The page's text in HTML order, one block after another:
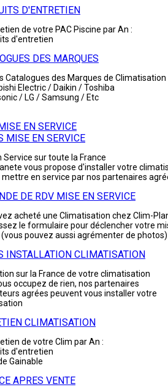
D'ENTRETIEN
de votre PAC Piscine par An :
d'entretien
DES MARQUES
Catalogues des Marques de Climatisation
Electric / Daikin / Toshiba
/ LG / Samsung / Etc
EN SERVICE
MISE EN SERVICE
Service sur toute la France
vous propose d'installer votre
mettre en service par nos partenaires
DE RDV MISE EN SERVICE
acheté une Climatisation chez Clim-
le formulaire pour déclencher votre
pouvez aussi agrémenter de photos)
INSTALLATION CLIMATISATION
sur la France de votre climatisation
occupez de rien, nos partenaires
agrées peuvent vous installer votre
CLIMATISATION
de votre Clim par An :
d'entretien
Gainable
APRES VENTE